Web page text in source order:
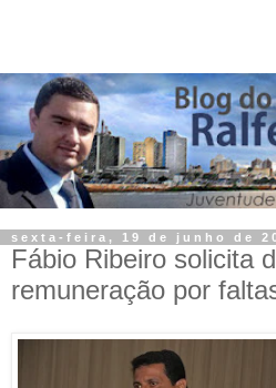
sexta-feira, 19 de junho de
Fábio Ribeiro solicita
remuneração por